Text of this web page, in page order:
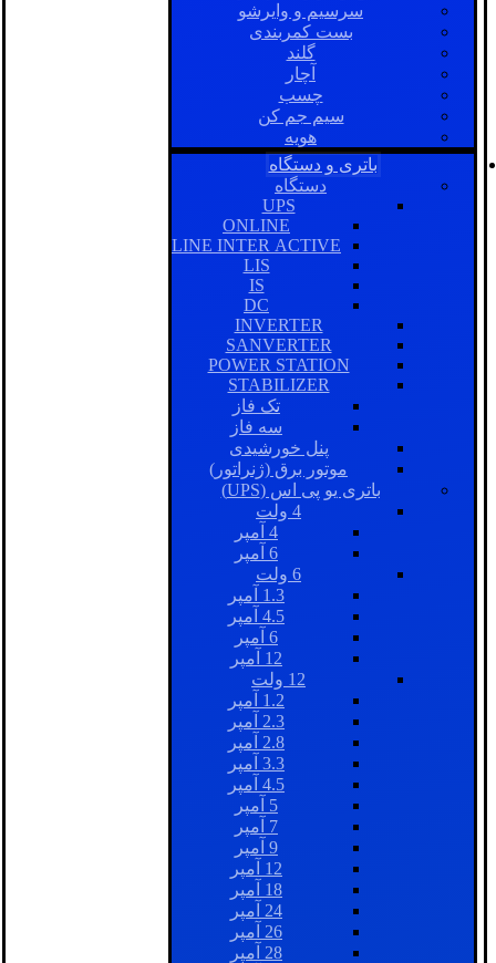
سرسیم و وایرشو
بست کمربندی
گلند
آچار
چسب
سیم جم کن
هویه
باتری و دستگاه
دستگاه
UPS
ONLINE
LINE INTER ACTIVE
LIS
IS
DC
INVERTER
SANVERTER
POWER STATION
STABILIZER
تک فاز
سه فاز
پنل خورشیدی
موتور برق (ژنراتور)
باتری یو پی اس (UPS)
4 ولت
4 آمپر
6 آمپر
6 ولت
1.3 آمپر
4.5 آمپر
6 آمپر
12 آمپر
12 ولت
1.2 آمپر
2.3 آمپر
2.8 آمپر
3.3 آمپر
4.5 آمپر
5 آمپر
7 آمپر
9 آمپر
12 آمپر
18 آمپر
24 آمپر
26 آمپر
28 آمپر